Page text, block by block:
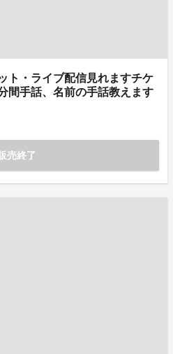
ト・ライブ配信見れますチケ
間手話、名前の手話教えます
売終了